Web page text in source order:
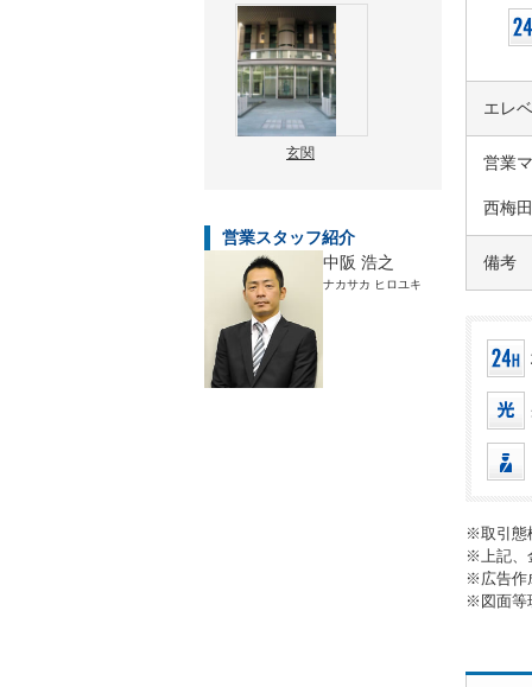
玄関
営業スタッフ紹介
中阪 浩之
ナカサカ ヒロユキ
エレ
営業
西梅
備考
※取引態
※上記、
※広告作
※図面等